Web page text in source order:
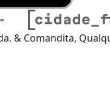
& Comandita,